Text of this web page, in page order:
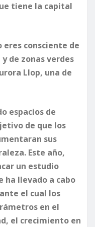
tiene la capital
eres consciente de
de zonas verdes
Llop, una de
espacios de
de que los
sus
Este año,
un estudio
ha llevado a cabo
el cual los
en el
el crecimiento en